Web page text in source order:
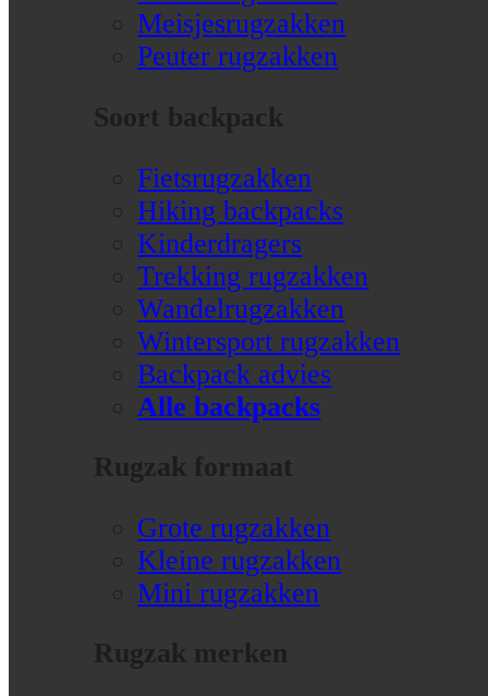
Meisjesrugzakken
Peuter rugzakken
Soort backpack
Fietsrugzakken
Hiking backpacks
Kinderdragers
Trekking rugzakken
Wandelrugzakken
Wintersport rugzakken
Backpack advies
Alle backpacks
Rugzak formaat
Grote rugzakken
Kleine rugzakken
Mini rugzakken
Rugzak merken